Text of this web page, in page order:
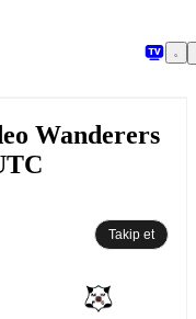
Wanderers
Takip et